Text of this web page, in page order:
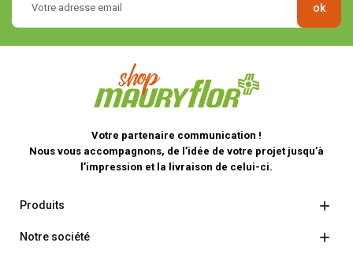
Votre partenaire communication !
Nous vous accompagnons, de l’idée de votre projet jusqu’à
l’impression et la livraison de celui-ci.
Produits 
Notre société 